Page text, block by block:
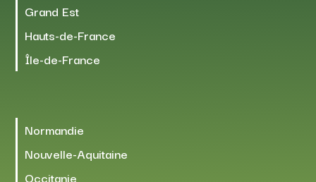
Grand Est
Hauts-de-France
Île-de-France
Normandie
Nouvelle-Aquitaine
Occitanie